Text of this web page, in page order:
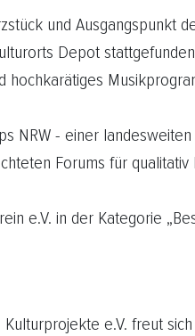
und Ausgangspunkt
Depot
hochkarätiges
NRW - einer
Forums für
e.V. in der Kategorie
e.V. freut